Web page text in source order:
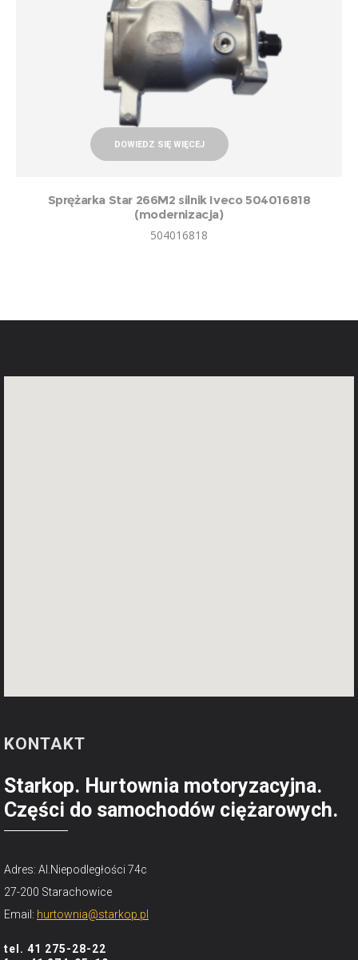
DOWIEDZ SIĘ WIĘCEJ
Sprężarka Star 266M2 silnik Iveco 504016818
(modernizacja)
504016818
KONTAKT
Starkop. Hurtownia motoryzacyjna.
Części do samochodów ciężarowych.
Adres: Al.Niepodległości 74c
27-200 Starachowice
Email: hurtownia@starkop.pl
tel. 41 275-28-22